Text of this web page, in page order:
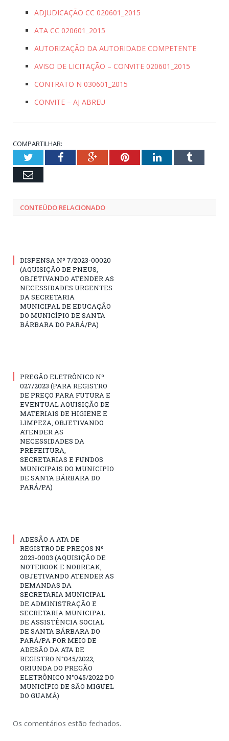
ADJUDICAÇÃO CC 020601_2015
ATA CC 020601_2015
AUTORIZAÇÃO DA AUTORIDADE COMPETENTE
AVISO DE LICITAÇÃO – CONVITE 020601_2015
CONTRATO N 030601_2015
CONVITE – AJ ABREU
COMPARTILHAR:
TwitterFacebookGoogle+PinterestLinkedInTumblr
Email
CONTEÚDO RELACIONADO
DISPENSA Nº 7/2023-00020
(AQUISIÇÃO DE PNEUS,
OBJETIVANDO ATENDER AS
NECESSIDADES URGENTES
DA SECRETARIA
MUNICIPAL DE EDUCAÇÃO
DO MUNICÍPIO DE SANTA
BÁRBARA DO PARÁ/PA)
PREGÃO ELETRÔNICO Nº
027/2023 (PARA REGISTRO
DE PREÇO PARA FUTURA E
EVENTUAL AQUISIÇÃO DE
MATERIAIS DE HIGIENE E
LIMPEZA, OBJETIVANDO
ATENDER AS
NECESSIDADES DA
PREFEITURA,
SECRETARIAS E FUNDOS
MUNICIPAIS DO MUNICIPIO
DE SANTA BÁRBARA DO
PARÁ/PA)
ADESÃO A ATA DE
REGISTRO DE PREÇOS Nº
2023-0003 (AQUISIÇÃO DE
NOTEBOOK E NOBREAK,
OBJETIVANDO ATENDER AS
DEMANDAS DA
SECRETARIA MUNICIPAL
DE ADMINISTRAÇÃO E
SECRETARIA MUNICIPAL
DE ASSISTÊNCIA SOCIAL
DE SANTA BÁRBARA DO
PARÁ/PA POR MEIO DE
ADESÃO DA ATA DE
REGISTRO N°045/2022,
ORIUNDA DO PREGÃO
ELETRÔNICO N°045/2022 DO
MUNICÍPIO DE SÃO MIGUEL
DO GUAMÁ)
Os comentários estão fechados.